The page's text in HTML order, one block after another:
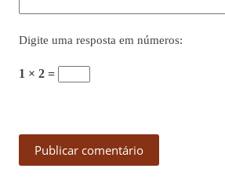
Digite uma resposta em números:
1 × 2 =
Publicar comentário